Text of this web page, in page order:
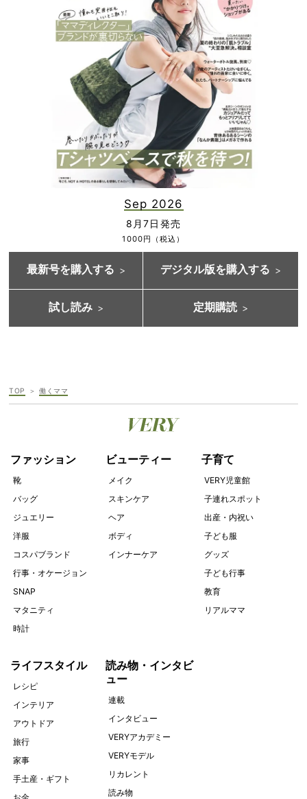
Sep 2026
8月7日発売
1000円（税込）
最新号を購入する デジタル版を購入する
試し読み 定期購読
TOP 働くママ
ファッション
靴
バッグ
ジュエリー
洋服
コスパブランド
行事・オケージョン
SNAP
マタニティ
時計
ビューティー
メイク
スキンケア
ヘア
ボディ
インナーケア
子育て
VERY児童館
子連れスポット
出産・内祝い
子ども服
グッズ
子ども行事
教育
リアルママ
ライフスタイル
レシピ
インテリア
アウトドア
旅行
家事
手土産・ギフト
読み物・インタビ
ュー
連載
インタビュー
VERYアカデミー
VERYモデル
リカレント
読み物